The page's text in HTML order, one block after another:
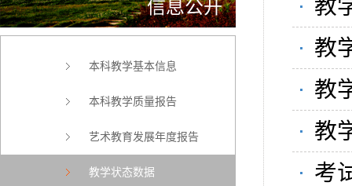
信息公开
本科教学基本信息
本科教学质量报告
艺术教育发展年度报告
教学状态数据
教
教
教
教
考